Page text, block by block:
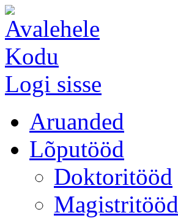
Kodu
Logi sisse
Aruanded
Lõputööd
Doktoritööd
Magistritööd